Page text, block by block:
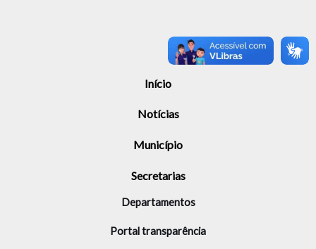
Início
Notícias
Município
Secretarias
Departamentos
Portal transparência